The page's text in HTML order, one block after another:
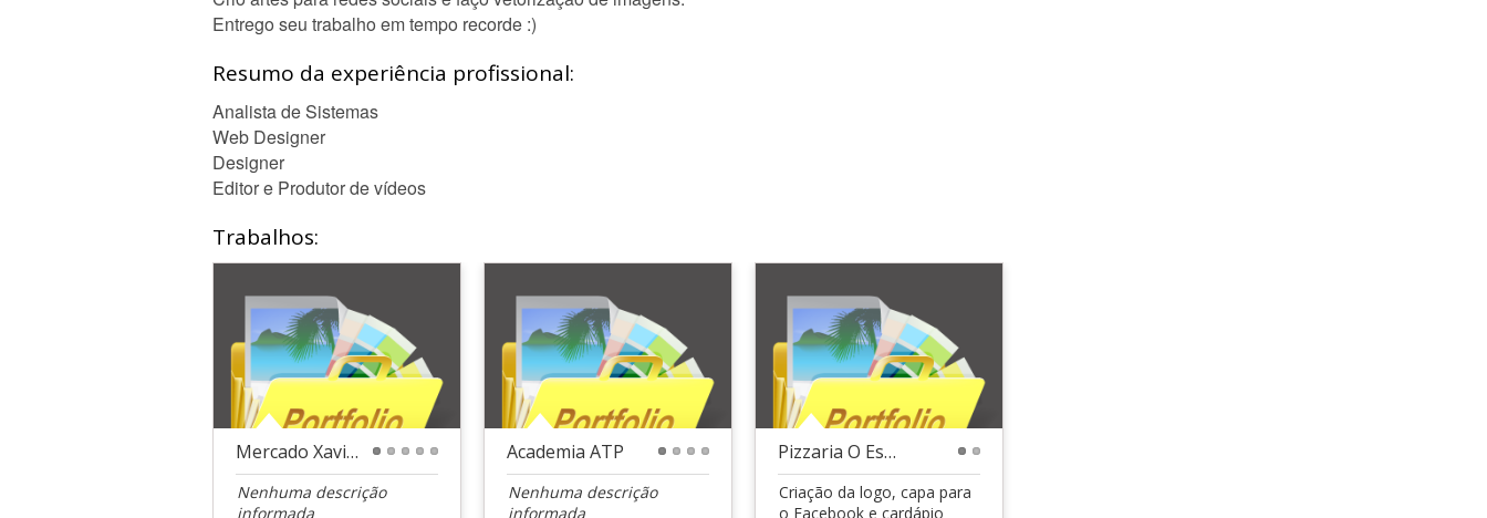
Entrego seu trabalho em tempo recorde :)
Resumo da experiência profissional:
Analista de Sistemas
Web Designer
Designer
Editor e Produtor de vídeos
Trabalhos:
Mercado Xavier
Nenhuma descrição
informada
Academia ATP
Nenhuma descrição
informada
Pizzaria O Especialista
Criação da logo, capa para
o Facebook e cardápio